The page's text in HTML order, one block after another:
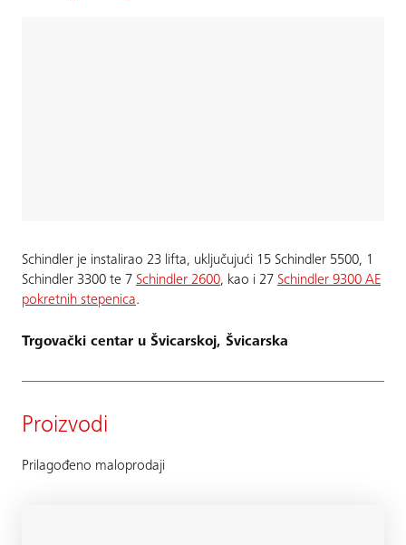
Schindler je instalirao 23 lifta, uključujući 15 Schindler 5500, 1
Schindler 3300 te 7 Schindler 2600, kao i 27 Schindler 9300 AE
pokretnih stepenica.
Trgovački centar u Švicarskoj, Švicarska
Proizvodi
Prilagođeno maloprodaji